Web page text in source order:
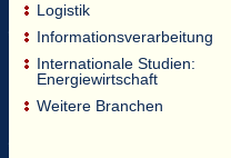
Logistik
Informationsverarbeitung
Internationale Studien:
Energiewirtschaft
Weitere Branchen